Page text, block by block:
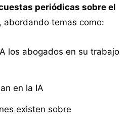
periódicas sobre el
, abordando temas como:
los abogados en su trabajo
en la IA
existen sobre